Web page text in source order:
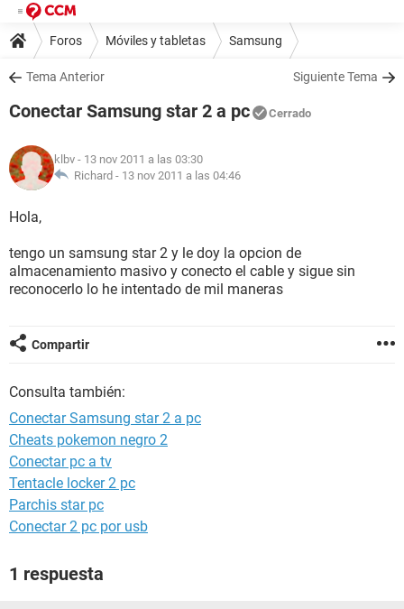
Foros Móviles y tabletas Samsung
Tema Anterior Siguiente Tema
Conectar Samsung star 2 a pc Cerrado
klbv - 13 nov 2011 a las 03:30
Richard - 13 nov 2011 a las 04:46
Hola,
tengo un samsung star 2 y le doy la opcion de
almacenamiento masivo y conecto el cable y sigue sin
reconocerlo lo he intentado de mil maneras
Compartir
Consulta también:
Conectar Samsung star 2 a pc
Cheats pokemon negro 2
Conectar pc a tv
Tentacle locker 2 pc
Parchis star pc
Conectar 2 pc por usb
1 respuesta